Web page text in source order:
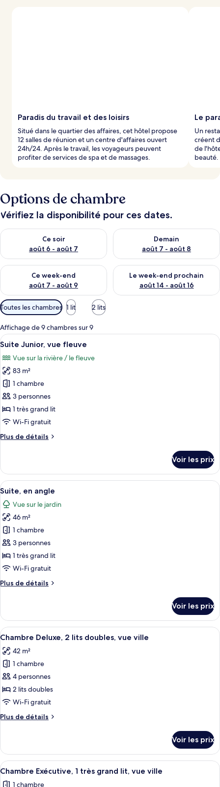
Paradis du travail et des loisirs
Situé dans le quartier des affaires, cet hôtel propose
12 salles de réunion et un centre d'affaires ouvert
24h/24. Après le travail, les voyageurs peuvent
profiter de services de spa et de massages.
Le
Un
créent
de
beauté.
Options de chambre
Vérifiez la disponibilité pour ces dates.
Ce soir
août 6 - août 7
Vérifier la disponibilité pour ce soir août 6 - août 7
Demain
août 7 - août 8
Vérifier la disponibilité pour
Ce week-end
août 7 - août 9
Vérifier la disponibilité pour ce week-end août 7 - août 9
Le week-end prochain
août 14 - août 16
Vérifier la disponibilité pour
Filtres
disponibles
pour
les
chambres
Toutes les chambres 1 lit 2 lits
Affichage de 9 chambres sur 9
Afficher
toutes
les
photos
pour
ce
type
de
chambre :
Suite
fleuve
Suite Junior, vue fleuve | Literie
5
Suite Junior, vue fleuve
Vue sur la rivière / le fleuve
83 m²
1 chambre
3 personnes
1 très grand lit
Wi-Fi gratuit
Plus de détails
Plus
le
type
de
Suite
Junior,
vue
fleuve
Voir les prix
Afficher
toutes
les
photos
pour
ce
type
de
chambre :
Suite,
Une chambre d’hôtel moderne
6
Suite, en angle
Vue sur le jardin
46 m²
1 chambre
3 personnes
1 très grand lit
Wi-Fi gratuit
Plus de détails
Plus
le
type
de
Suite,
en
Voir les prix
Afficher
toutes
les
photos
pour
ce
type
chambre :
2
lits
doubles,
Une chambre d’hôtel avec deux lits,
5
Chambre Deluxe, 2 lits doubles, vue ville
42 m²
1 chambre
4 personnes
2 lits doubles
Wi-Fi gratuit
Plus de détails
Plus
le
type
de
Voir les prix
Afficher
toutes
Une chambre d’hôtel moderne avec
4
Chambre Exécutive, 1 très grand lit, vue ville
1 chambre